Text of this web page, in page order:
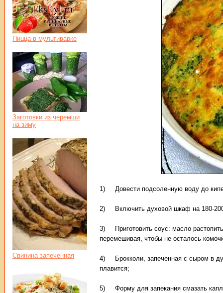
1) Довести подсоленную воду до
2) Включить духовой шкаф на 180-
3) Приготовить соус: масло
перемешивая, чтобы не осталось
4) Брокколи, запеченная с сыром в
плавится;
5) Форму для запекания смазать
Пицца в мультиварке
Заготовки из черемши
на зиму
Свинина запеченная